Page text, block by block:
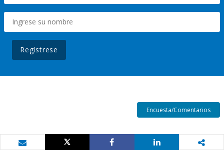
Regístrese
Encuesta/Comentarios